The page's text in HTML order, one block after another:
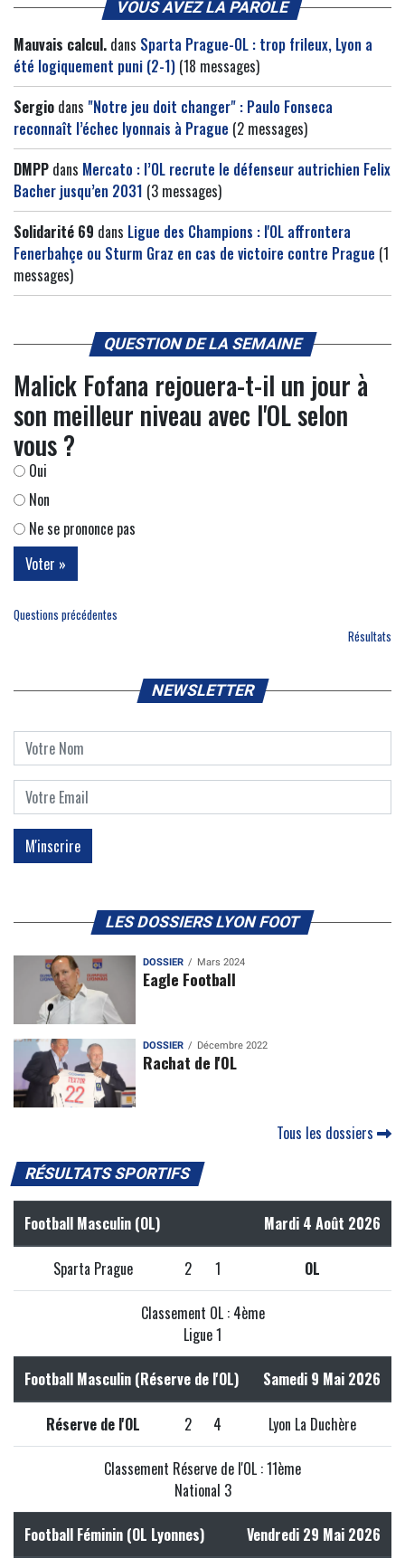
VOUS AVEZ LA PAROLE
Mauvais calcul. dans Sparta Prague-OL : trop frileux, Lyon a
été logiquement puni (2-1) (18 messages)
Sergio dans "Notre jeu doit changer" : Paulo Fonseca
reconnaît l’échec lyonnais à Prague (2 messages)
DMPP dans Mercato : l’OL recrute le défenseur autrichien Felix
Bacher jusqu’en 2031 (3 messages)
Solidarité 69 dans Ligue des Champions : l'OL affrontera
Fenerbahçe ou Sturm Graz en cas de victoire contre Prague (1
messages)
QUESTION DE LA SEMAINE
Malick Fofana rejouera-t-il un jour à
son meilleur niveau avec l'OL selon
vous ?
Oui
Non
Ne se prononce pas
Questions précédentes
Résultats
NEWSLETTER
LES DOSSIERS LYON FOOT
DOSSIER Mars 2024
Eagle Football
DOSSIER Décembre 2022
Rachat de l'OL
Tous les dossiers
RÉSULTATS SPORTIFS
Football Masculin (OL) Mardi 4 Août 2026
Sparta Prague 2 1 OL
Classement OL : 4ème
Ligue 1
Football Masculin (Réserve de l'OL) Samedi 9 Mai 2026
Réserve de l'OL 2 4 Lyon La Duchère
Classement Réserve de l'OL : 11ème
National 3
Football Féminin (OL Lyonnes) Vendredi 29 Mai 2026